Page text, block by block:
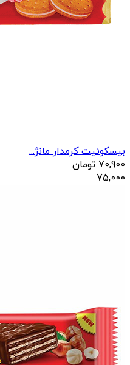
بیسکوئیت کرمدار مانژ...
70,900 تومان
75,000